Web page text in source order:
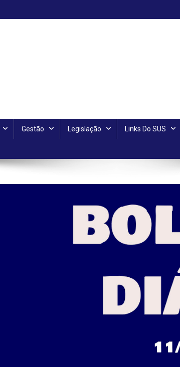
Gestão Legislação Links Do SUS